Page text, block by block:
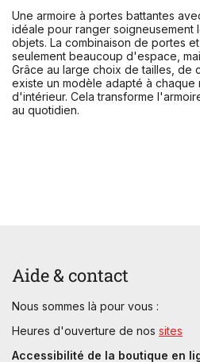
Une armoire à portes battantes
idéale pour ranger soigneusement
objets. La combinaison de portes
seulement beaucoup d'espace,
Grâce au large choix de tailles, de
existe un modèle adapté à chaque
d'intérieur. Cela transforme
au quotidien.
Aide & contact
Nous sommes là pour vous :
Heures d'ouverture de nos sites
Accessibilité de la boutique en